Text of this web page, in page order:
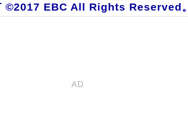
©2017 EBC All Rights Reserved。